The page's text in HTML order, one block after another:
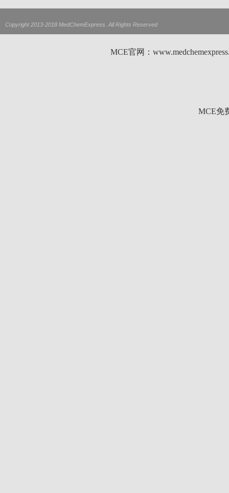
Copyright 2013-2018 MedChemExpress. All Rights Reserved
MCE官网：
MCE免